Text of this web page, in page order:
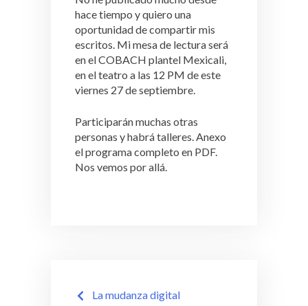
hace tiempo y quiero una
oportunidad de compartir mis
escritos. Mi mesa de lectura será
en el COBACH plantel Mexicali,
en el teatro a las 12 PM de este
viernes 27 de septiembre.
Participarán muchas otras
personas y habrá talleres. Anexo
el programa completo en PDF.
Nos vemos por allá.
Navegación
La mudanza digital